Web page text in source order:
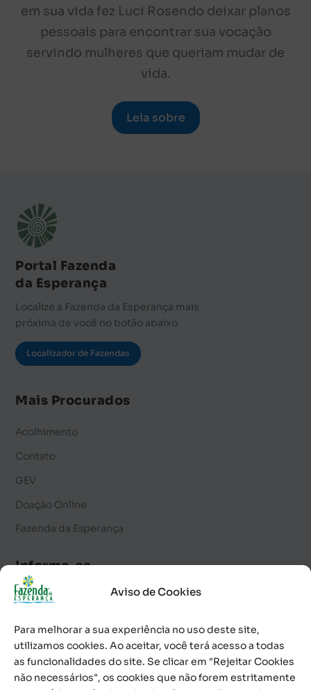
Aviso de Cookies
Para melhorar a sua experiência no uso deste site,
utilizamos cookies. Ao aceitar, você terá acesso a todas
as funcionalidades do site. Se clicar em "Rejeitar Cookies
não necessários", os cookies que não forem estritamente
em sua vida fez Luci Rosendo deixar planos
pessoais para encontrar sua vocação
servindo mulheres que queriam mudar de
vida.
Leia sobre
Portal Fazenda
da Esperança
Localize a Fazenda da Esperança mais
próxima de você no botão abaixo
Localizador de Fazendas
Mais Procurados
Acolhimento
Contato
GEV
Doação Online
Fazenda da Esperança
Informe-se
Notícias
Calendário de Eventos
Informativo